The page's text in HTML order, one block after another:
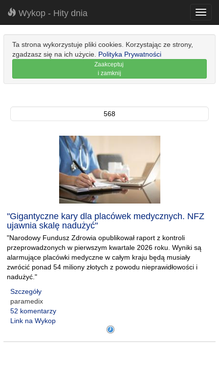
Wykop - Hity dnia
Ta strona wykorzystuje pliki cookies. Korzystając ze strony,
zgadzasz się na ich użycie. Polityka Prywatności
Zaakceptuj
i zamknij
568
"Gigantyczne kary dla placówek medycznych. NFZ
ujawnia skalę nadużyć"
"Narodowy Fundusz Zdrowia opublikował raport z kontroli
przeprowadzonych w pierwszym kwartale 2026 roku. Wyniki są
alarmujące placówki medyczne w całym kraju będą musiały
zwrócić ponad 54 miliony złotych z powodu nieprawidłowości i
nadużyć."
Szczegóły
paramedix
52 komentarzy
Link na Wykop